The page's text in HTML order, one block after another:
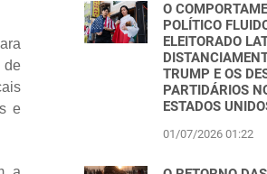
de
e
O
POLÍTICO
ELEITORADO
TRUMP E OS
PARTIDÁRIOS
ESTADOS
01/07/2026 01:22